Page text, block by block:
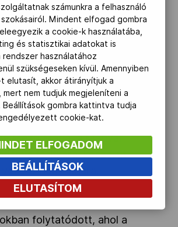
kezdődött. Miután
az ügyesebbnél ügyesebb
a baráti kör tagjaival
helyi temetőbe, hogy
tegyük az olimpikon sírjánál.
a Binder Ottó Baráti Kör
a vezérőrnagy
életrajzát, majd Dr.
Mező Mária, a Magyar
főtitkára, koszorút
sírjára.
folytatódott, ahol a
számunkra a felhasználó
Mindent elfogad gombra
a cookie-k használatába,
és statisztikai adatokat is
használatához
szükségeseken kívül. Amennyiben
elutasít, akkor átirányítjuk a
nem tudjuk megjeleníteni a
Beállítások gombra kattintva tudja
cookie-kat.
ELFOGADOM
BEÁLLÍTÁSOK
ELUTASÍTOM